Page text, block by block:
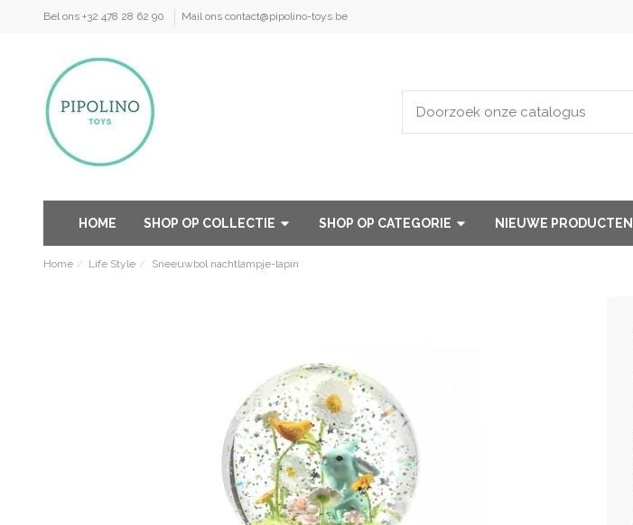
Bel ons +32 478 28 62 90 Mail ons contact@pipolino-toys.be
HOME SHOP OP COLLECTIE SHOP OP CATEGORIE NIEUWE PRODUCTEN
Home Life Style Sneeuwbol nachtlampje-lapin